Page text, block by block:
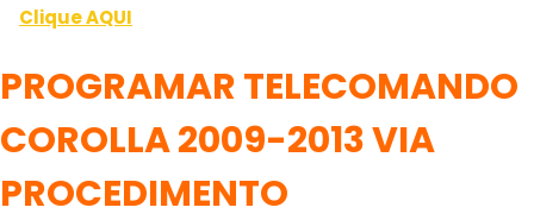
Clique AQUI
PROGRAMAR TELECOMANDO
COROLLA 2009-2013 VIA
PROCEDIMENTO